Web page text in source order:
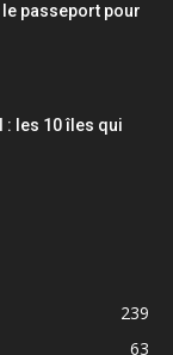
passeport pour
: les 10 îles qui
239
63